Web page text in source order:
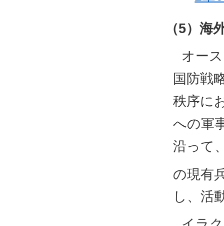
（5）海
オー
国防戦
秩序に
への軍
沿って
の現有
し、活